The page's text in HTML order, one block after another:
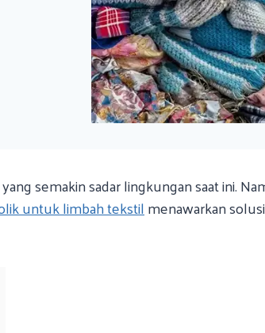
semakin sadar lingkungan saat ini.
untuk limbah tekstilmenawarkan